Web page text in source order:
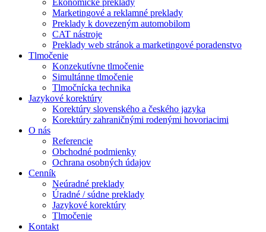
Ekonomické preklady
Marketingové a reklamné preklady
Preklady k dovezeným automobilom
CAT nástroje
Preklady web stránok a marketingové poradenstvo
Tlmočenie
Konzekutívne tlmočenie
Simultánne tlmočenie
Tlmočnícka technika
Jazykové korektúry
Korektúry slovenského a českého jazyka
Korektúry zahraničnými rodenými hovoriacimi
O nás
Referencie
Obchodné podmienky
Ochrana osobných údajov
Cenník
Neúradné preklady
Úradné / súdne preklady
Jazykové korektúry
Tlmočenie
Kontakt